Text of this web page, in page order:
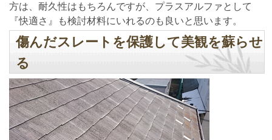
方は、耐久性はもちろんですが、プラスアルファとして
『快適さ』も検討材料にいれるのも良いと思います。
傷んだスレートを保護して美観を蘇らせ
る